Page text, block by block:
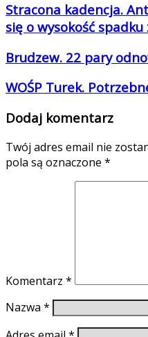
Stracona kadencja.
się o wysokość
Brudzew. 22 pary
WOŚP Turek.
Dodaj komentarz
Twój adres email nie
pola są oznaczone *
Komentarz *
Nazwa *